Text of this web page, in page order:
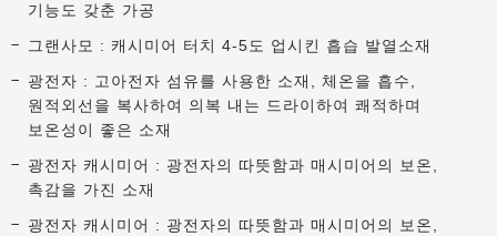
기능도 갖춘 가공
그랜사모 : 캐시미어 터치 4-5도 업시킨 흡습 발열소재
광전자 : 고아전자 섬유를 사용한 소재, 체온을 흡수,
원적외선을 복사하여 의복 내는 드라이하여 쾌적하며
보온성이 좋은 소재
광전자 캐시미어 : 광전자의 따뜻함과 매시미어의 보온,
촉감을 가진 소재
광전자 캐시미어 : 광전자의 따뜻함과 매시미어의 보온,